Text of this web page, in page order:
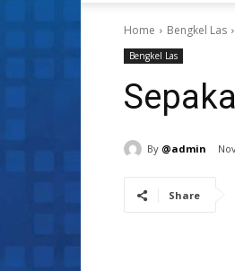
Home Bengkel Las
Bengkel Las
By @admin
Share